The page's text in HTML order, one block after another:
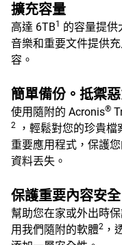
擴充容量
高達 6TB1
的容量提供
音樂和重要文件提供
容。
簡單備份。抵禦惡
使用隨附的 Acronis®
2
，輕鬆對您的珍貴
重要應用程式，保護
資料丟失。
保護重要內容安全
幫助您在家或外出時
用我們隨附的軟體2 ，